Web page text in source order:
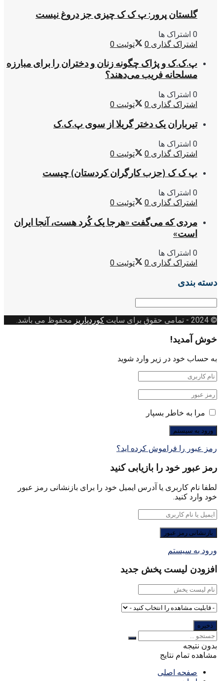
گلستان پرور: پ ک ک چیزی جز دروغ نیست
0 اشتراک ها
اشتراک گذاری 0 توئیت 0
پ.ک.ک و پژاک چگونه زنان و دختران را برای مبارزه
مسلحانه فریب می‌دهند؟
0 اشتراک ها
اشتراک گذاری 0 توئیت 0
تیرباران یک دختر گریلا از سوی پ.ک.ک
0 اشتراک ها
اشتراک گذاری 0 توئیت 0
پ ک ک (حزب کارگران کردستان) چیست
0 اشتراک ها
اشتراک گذاری 0 توئیت 0
مردی که می‌گفت «هرجا یک کُرد هست، آنجا ایران
است»
0 اشتراک ها
اشتراک گذاری 0 توئیت 0
دسته بندی
دسته
© 2024
- تمامی حقوق برای سایت کوردپاریز محفوظ می باشد.
خوش آمدید!
به حساب خود در زیر وارد شوید
مرا به خاطر بسپار
رمز عبور را فراموش کرده اید؟
رمز عبور خود را بازیابی کنید
لطفا نام کاربری یا آدرس ایمیل خود را برای بازنشانی رمز عبور
خود وارد کنید.
ورود به سیستم
افزودن لیست پخش جدید
بدون نتیجه
مشاهده تمام نتایج
صفحه اصلی